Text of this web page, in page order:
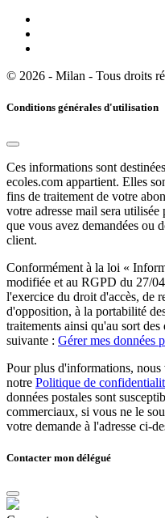
© 2026 - Milan - Tous droits
Conditions générales d'utilisation
Ces informations sont
ecoles.com appartient. Elles
fins de traitement de votre
votre adresse mail sera
que vous avez demandées ou
client.
Conformément à la loi «
modifiée et au RGPD du 27/
l'exercice du droit d'accès, de
d'opposition, à la portabilité
traitements ainsi qu'au sort des
suivante : Gérer mes données
Pour plus d'informations,
notre Politique de
données postales sont
commerciaux, si vous ne le
votre demande à l'adresse ci-
Contacter mon délégué